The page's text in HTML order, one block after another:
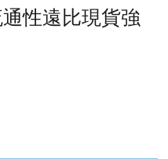
性遠比現貨強